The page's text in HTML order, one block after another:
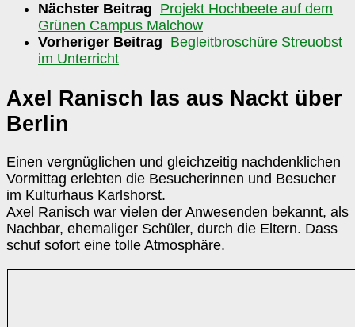
Nächster Beitrag Projekt Hochbeete auf dem
Grünen Campus Malchow
Vorheriger Beitrag Begleitbroschüre Streuobst
im Unterricht
Axel Ranisch las aus Nackt über
Berlin
Einen vergnüglichen und gleichzeitig nachdenklichen
Vormittag erlebten die Besucherinnen und Besucher
im Kulturhaus Karlshorst.
Axel Ranisch war vielen der Anwesenden bekannt, als
Nachbar, ehemaliger Schüler, durch die Eltern. Dass
schuf sofort eine tolle Atmosphäre.